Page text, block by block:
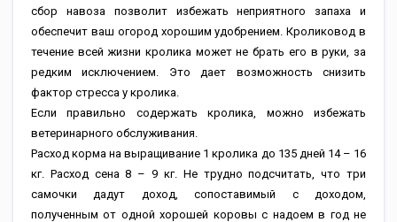
сбор навоза позволит избежать неприятного запаха и
обеспечит ваш огород хорошим удобрением. Кроликовод в
течение всей жизни кролика может не брать его в руки, за
редким исключением. Это дает возможность снизить
фактор стресса у кролика.
Если правильно содержать кролика, можно избежать
ветеринарного обслуживания.
Расход корма на выращивание 1 кролика до 135 дней 14 – 16
кг. Расход сена 8 – 9 кг. Не трудно подсчитать, что три
самочки дадут доход, сопоставимый с доходом,
полученным от одной хорошей коровы с надоем в год не